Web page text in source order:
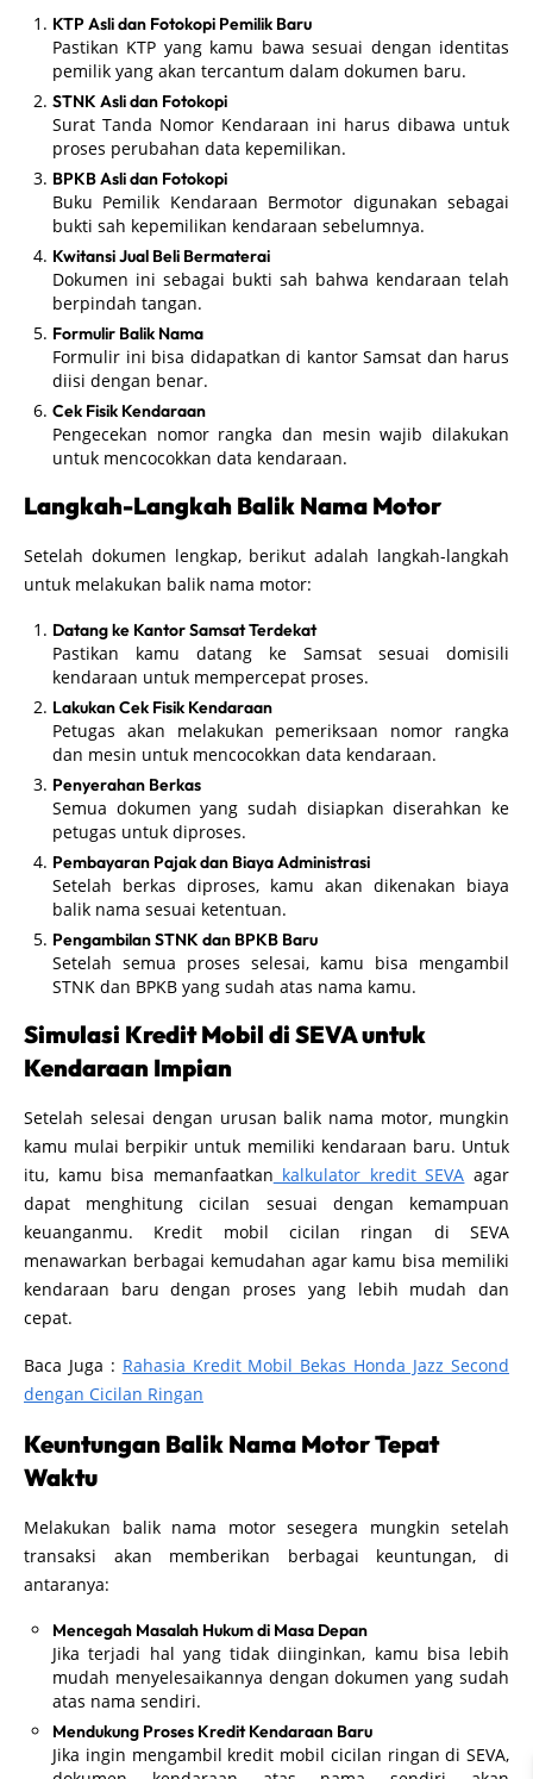
KTP Asli dan Fotokopi Pemilik Baru
Pastikan KTP yang kamu bawa sesuai dengan identitas
pemilik yang akan tercantum dalam dokumen baru.
STNK Asli dan Fotokopi
Surat Tanda Nomor Kendaraan ini harus dibawa untuk
proses perubahan data kepemilikan.
BPKB Asli dan Fotokopi
Buku Pemilik Kendaraan Bermotor digunakan sebagai
bukti sah kepemilikan kendaraan sebelumnya.
Kwitansi Jual Beli Bermaterai
Dokumen ini sebagai bukti sah bahwa kendaraan telah
berpindah tangan.
Formulir Balik Nama
Formulir ini bisa didapatkan di kantor Samsat dan harus
diisi dengan benar.
Cek Fisik Kendaraan
Pengecekan nomor rangka dan mesin wajib dilakukan
untuk mencocokkan data kendaraan.
Langkah-Langkah Balik Nama Motor
Setelah dokumen lengkap, berikut adalah langkah-langkah
untuk melakukan balik nama motor:
Datang ke Kantor Samsat Terdekat
Pastikan kamu datang ke Samsat sesuai domisili
kendaraan untuk mempercepat proses.
Lakukan Cek Fisik Kendaraan
Petugas akan melakukan pemeriksaan nomor rangka
dan mesin untuk mencocokkan data kendaraan.
Penyerahan Berkas
Semua dokumen yang sudah disiapkan diserahkan ke
petugas untuk diproses.
Pembayaran Pajak dan Biaya Administrasi
Setelah berkas diproses, kamu akan dikenakan biaya
balik nama sesuai ketentuan.
Pengambilan STNK dan BPKB Baru
Setelah semua proses selesai, kamu bisa mengambil
STNK dan BPKB yang sudah atas nama kamu.
Simulasi Kredit Mobil di SEVA untuk
Kendaraan Impian
Setelah selesai dengan urusan balik nama motor, mungkin
kamu mulai berpikir untuk memiliki kendaraan baru. Untuk
itu, kamu bisa memanfaatkan kalkulator kredit SEVA agar
dapat menghitung cicilan sesuai dengan kemampuan
keuanganmu. Kredit mobil cicilan ringan di SEVA
menawarkan berbagai kemudahan agar kamu bisa memiliki
kendaraan baru dengan proses yang lebih mudah dan
cepat.
Baca Juga : Rahasia Kredit Mobil Bekas Honda Jazz Second
dengan Cicilan Ringan
Keuntungan Balik Nama Motor Tepat
Waktu
Melakukan balik nama motor sesegera mungkin setelah
transaksi akan memberikan berbagai keuntungan, di
antaranya:
Mencegah Masalah Hukum di Masa Depan
Jika terjadi hal yang tidak diinginkan, kamu bisa lebih
mudah menyelesaikannya dengan dokumen yang sudah
atas nama sendiri.
Mendukung Proses Kredit Kendaraan Baru
Jika ingin mengambil kredit mobil cicilan ringan di SEVA,